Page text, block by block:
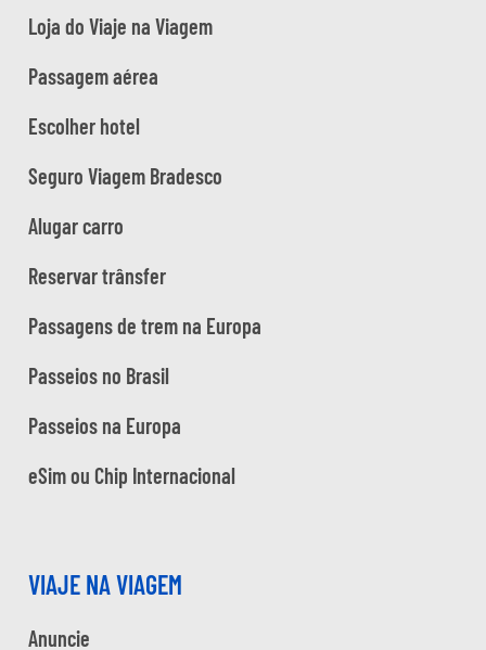
Loja do Viaje na Viagem
Passagem aérea
Escolher hotel
Seguro Viagem Bradesco
Alugar carro
Reservar trânsfer
Passagens de trem na Europa
Passeios no Brasil
Passeios na Europa
eSim ou Chip Internacional
VIAJE NA VIAGEM
Anuncie